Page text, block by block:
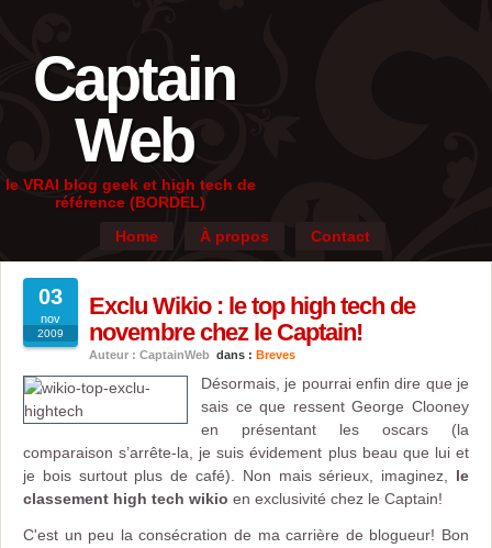
Captain
Web
le VRAI blog geek et high tech de
référence (BORDEL)
Home
À propos Contact
03
nov
2009
Exclu Wikio : le top high tech de
novembre chez le Captain!
Auteur : CaptainWeb dans : Breves
Désormais, je pourrai enfin dire que je
sais ce que ressent George Clooney
en présentant les oscars (la
comparaison s’arrête-la, je suis évidement plus beau que lui et
je bois surtout plus de café). Non mais sérieux, imaginez, le
classement high tech wikio en exclusivité chez le Captain!
C'est un peu la consécration de ma carrière de blogueur! Bon